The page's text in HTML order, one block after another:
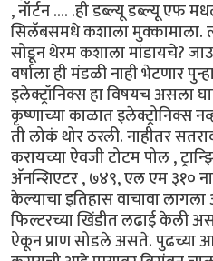
, नॉर्टन .... .ही डब्ल्यू डब्ल्यू एफ
सिलॅबसमधे कशाला मुक्कामाला.
सोडून थेरम कशाला मांडायचे?
वर्षाला ही मंडळी नाही भेटणार
इलेक्ट्रॉनिक्स हा विषयच असला
कृष्णाच्या काळात इलेक्ट्रोनिक्स
ती लोकं थोर ठरली. नाहीतर
करायच्या ऐवजी टोटम पोल ,
अ‍ॅनन्शिएटर , ७४९, एल एम ३१०
केल्याचा इतिहास वाचावा लागला
फिल्टरच्या खिंडीत लढाई केली
ऐकून प्राण सोडले असते. पुढच्या